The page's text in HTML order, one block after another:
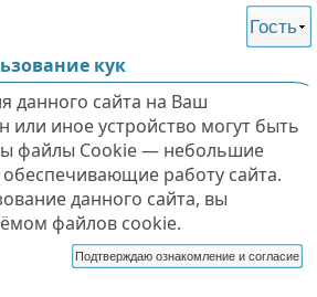
Гость
кук
данного сайта на Ваш
или иное устройство могут быть
файлы Cookie — небольшие
работу сайта.
данного сайта, вы
файлов cookie.
Подтверждаю ознакомление и согласие